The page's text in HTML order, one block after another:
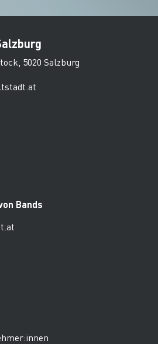
5020 Salzburg
Bands